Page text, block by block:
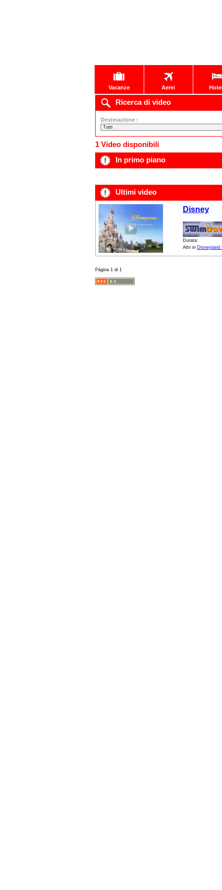
Vacanze Aerei
Ricerca di video
Destinazione :
1 Video disponibili
In primo piano
Ultimi video
Disney
Durata:
Altri in Disneyland
Página 1 di 1